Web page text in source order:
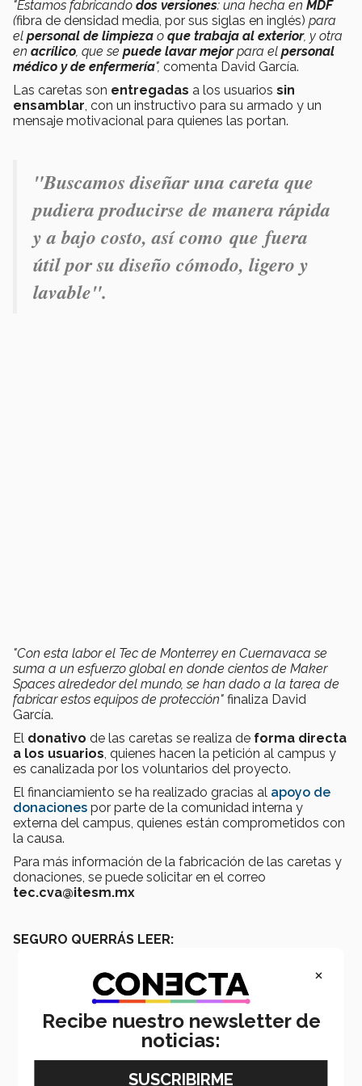
"Estamos fabricando dos versiones: una hecha en MDF
(fibra de densidad media, por sus siglas en inglés) para
el personal de limpieza o que trabaja al exterior, y otra
en acrílico , que se puede lavar mejorpara el personal
médico y de enfermería", comenta David García.
Las caretas son entregadas a los usuarios sin
ensamblar , con un instructivo para su armado y un
mensaje motivacional para quienes las portan.
"Buscamos diseñar una careta que
pudiera producirse de manera rápida
y a bajo costo, así como que fuera
útil por su diseño cómodo, ligero y
lavable".
"Con esta labor el Tec de Monterrey en Cuernavaca se
suma a un esfuerzo global en donde cientos de Maker
Spaces alrededor del mundo, se han dado a la tarea de
fabricar estos equipos de protección" finaliza David
García.
El donativo de las caretas se realiza de forma directa
a los usuarios , quienes hacen la petición al campus y
es canalizada por los voluntarios del proyecto.
El financiamiento se ha realizado gracias al apoyo de
donaciones por parte de la comunidad interna y
externa del campus, quienes están comprometidos con
la causa.
Para más información de la fabricación de las caretas y
donaciones, se puede solicitar en el correo
tec.cva@itesm.mx
SEGURO QUERRÁS LEER:
×
Recibe nuestro newsletter de
noticias: